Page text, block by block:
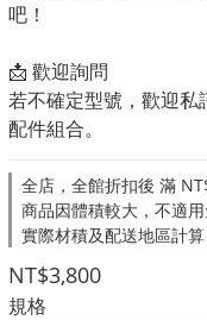
吧！
📩 歡迎詢問
若不確定型號，歡迎私
配件組合。
全店，全館折扣後 滿
商品因體積較大，不適
實際材積及配送地區計算
NT$3,800
規格